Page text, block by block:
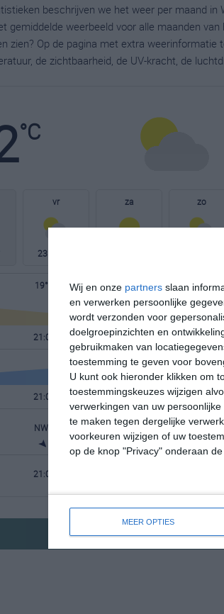
Wij en onze partners slaan
en verwerken persoonlijke
wordt verzonden voor
doelgroepinzichten en
gebruikmaken van
toestemming te geven voor
U kunt ook hieronder klikken om
toestemmingskeuzes wijzigen
verwerkingen van uw
te maken tegen dergelijke
voorkeuren wijzigen of uw
op de knop "Privacy" onderaan de
MEER OPTIES
beschrijven we het weer per maand
gemiddelde weerbeeld voor alle maanden
zien? Op de pagina met extra weerinformatie
de zichtbaarheid, de UV-kracht, de
°C
vr
23°
za zo
19°C 15°C 12°C
21:00 00:00 03:00
21:00 00:00 03:00
NW 2 NNW 1 NNW 1
21:00
bekijk de uitgebreide